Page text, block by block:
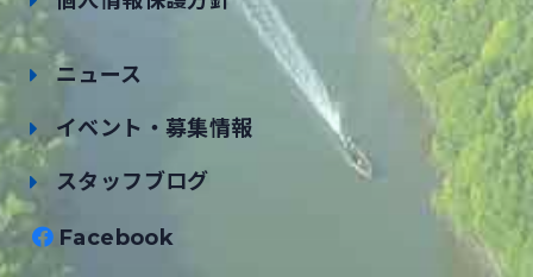
ニュース
イベント・募集情報
スタッフブログ
Facebook